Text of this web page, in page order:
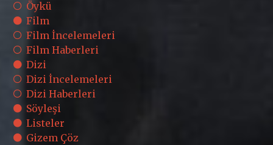
Öykü
Film
Film İncelemeleri
Film Haberleri
Dizi
Dizi İncelemeleri
Dizi Haberleri
Söyleşi
Listeler
Gizem Çöz